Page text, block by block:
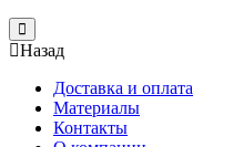
Close
Назад
Доставка и оплата
Материалы
Контакты